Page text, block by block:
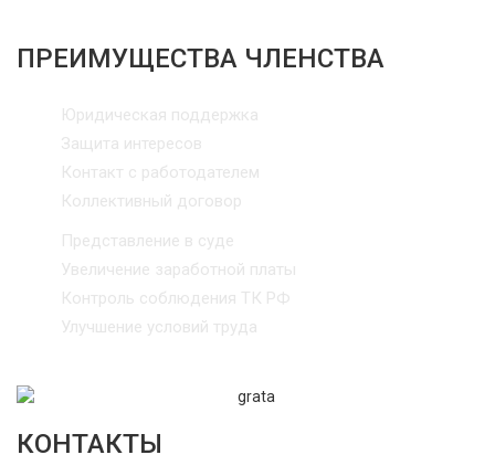
ПРЕИМУЩЕСТВА ЧЛЕНСТВА
Юридическая поддержка
Защита интересов
Контакт с работодателем
Коллективный договор
Представление в суде
Увеличение заработной платы
Контроль соблюдения ТК РФ
Улучшение условий труда
КОНТАКТЫ